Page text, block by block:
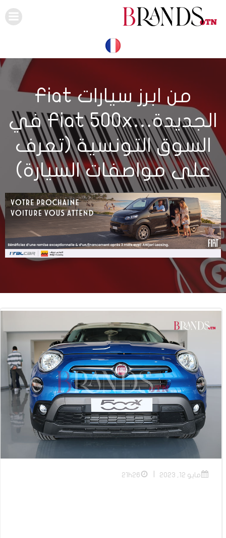
من ابرز سيارات Fiat
الجديدة…Fiat 500x في
السوق التونسية (تعرف
على مواصفات السيارة)
مايو 12, 2023 21h26